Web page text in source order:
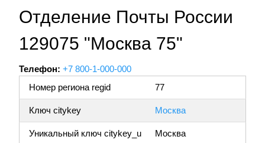
Отделение Почты России
129075 "Москва 75"
Телефон: +7 800-1-000-000
Номер региона regid
77
Ключ citykey Москва
Уникальный ключ citykey_u Москва